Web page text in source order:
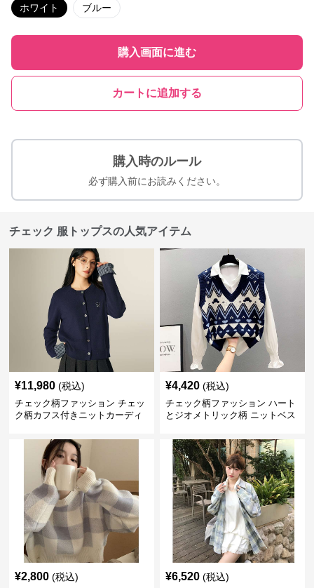
ホワイト ブルー
購入画面に進む
カートに追加する
購入時のルール
必ず購入前にお読みください。
チェック 服トップスの人気アイテム
¥11,980 (税込)
チェック柄ファッション チェッ
ク柄カフス付きニットカーディ
¥4,420 (税込)
チェック柄ファッション ハート
とジオメトリック柄 ニットベス
¥2,800 (税込) ¥6,520 (税込)